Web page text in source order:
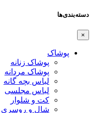
دسته‌بندی‌ها
×
پوشاک
پوشاک زنانه
پوشاک مردانه
لباس بچه گانه
لباس مجلسی
کت و شلوار
شال و روسری